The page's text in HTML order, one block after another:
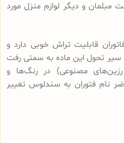
و دیگر لوازم منزل مورد
قابلیت تراش خوبی دارد و
سیر تحول این ماده به سمتی رفت
مصنوعی) در رنگ‌ها و
نام فتوران به سندلوس تغییر